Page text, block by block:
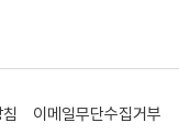
이메일무단수집거부